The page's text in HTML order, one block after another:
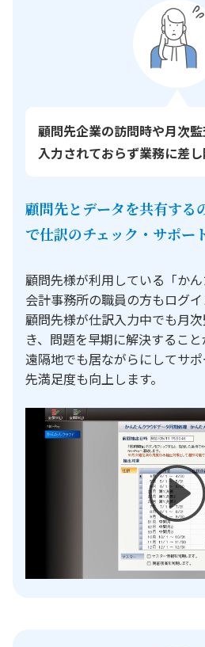
顧問先企業の訪問時や月次
入力されておらず業務に差
顧問先とデータを共有する
で仕訳のチェック・サポー
顧問先様が利用している「か
会計事務所の職員の方もログイ
顧問先様が仕訳入力中でも月
き、問題を早期に解決すること
遠隔地でも居ながらにしてサ
先満足度も向上します。